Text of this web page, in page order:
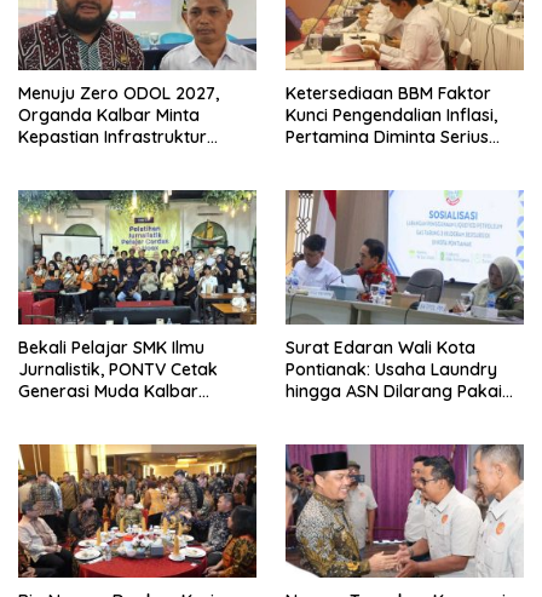
Menuju Zero ODOL 2027,
Organda Kalbar Minta
Kepastian Infrastruktur
Ketersediaan BBM Faktor
Kunci Pengendalian Inflasi,
Pertamina Diminta Serius
Bekali Pelajar SMK Ilmu
Jurnalistik, PONTV Cetak
Generasi Muda Kalbar
Surat Edaran Wali Kota
Pontianak: Usaha Laundry
hingga ASN Dilarang Pakai